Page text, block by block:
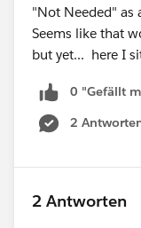
"Not Needed" as
Seems like that
but yet... here I
0 "Gefällt
2
2 Antworten